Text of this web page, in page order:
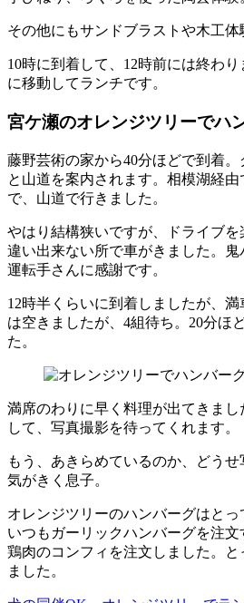
その他にもサンドブラストや木工体
10時に到着して、12時前には終わ
に移動してランチです。
宮ケ瀬のオレンジツリーでハ
藤野芸術の家から40分ほどで到着
と山道を案内されます。相模湖経
で、山道で行きました。
やはり結構狭いですが、ドライブ
違い出来ない所で車がきました。
運転手さんに感謝です。
12時半くらいに到着しましたが、
は空きましたが、4組待ち。20分ほ
た。
満席のわりに早く料理が出てきま
して、写真撮影を待ってくれます。
もう、あきらめているのか、どう
気がきく息子。
オレンジツリーのハンバーグはと
いつもガーリックハンバーグを注
鶏肉のコンフィを注文しました。と
ました。